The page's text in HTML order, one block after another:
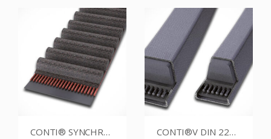
CONTI® SYNCHROBELT STD8132020 CONTI®V DIN 2215 10.0X1320